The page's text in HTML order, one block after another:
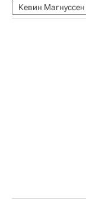
Кевин Магнуссен